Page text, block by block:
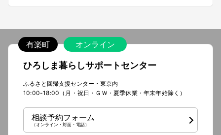
有楽町 オンライン
ひろしま暮らしサポートセンター
ふるさと回帰支援センター・東京内
10:00-18:00（月・祝日・ＧＷ・夏季休業・年末年始除く）
相談予約フォーム
（オンライン・対面・電話）